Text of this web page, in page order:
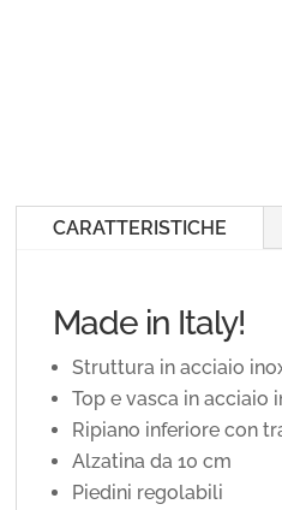
CARATTERISTICHE
Made in Italy!
Struttura in acciaio
Top e vasca in acciaio
Ripiano inferiore con
Alzatina da 10 cm
Piedini regolabili